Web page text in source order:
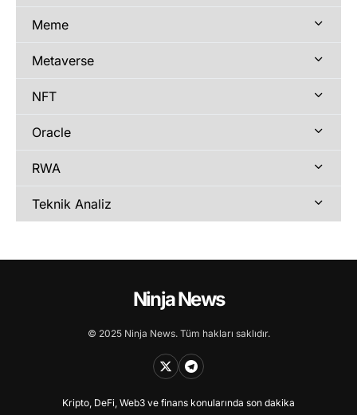
Meme
Metaverse
NFT
Oracle
RWA
Teknik Analiz
Ninja News
© 2025 Ninja News. Tüm hakları saklıdır.
Kripto, DeFi, Web3 ve finans konularında son dakika